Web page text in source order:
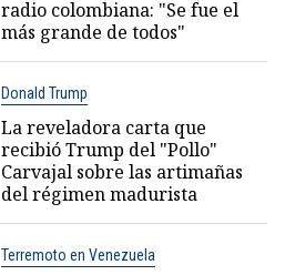
radio colombiana: "Se fue el
más grande de todos"
Donald Trump
La reveladora carta que
recibió Trump del "Pollo"
Carvajal sobre las artimañas
del régimen madurista
Terremoto en Venezuela